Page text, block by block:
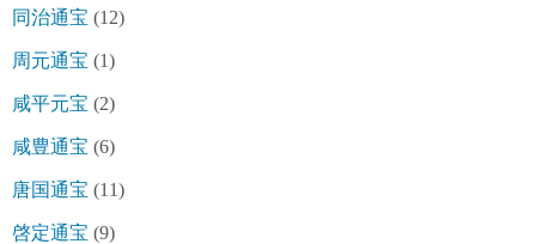
同治通宝 (12)
周元通宝 (1)
咸平元宝 (2)
咸豊通宝 (6)
唐国通宝 (11)
啓定通宝 (9)